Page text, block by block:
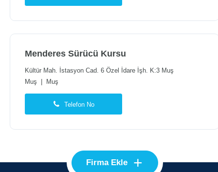
Menderes Sürücü Kursu
Kültür Mah. İstasyon Cad. 6 Özel İdare İşh. K:3 Muş
Muş
Muş
Telefon No
Firma Ekle +